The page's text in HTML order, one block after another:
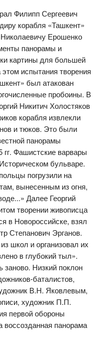
Филипп Сергеевич
корабля «Ташкент»
Николаевичу Ерошенко
панорамы и
картины для большей
испытания творения
был атакован
пробоины. В
Никитич Холостяков
корабля извлекли
и тюков. Это были
панорамы
Фашистские варвары
бульваре.
погрузили на
вынесенным из огня,
Далее Георгий
творении живописца
в Новороссийске, взял
Степанович Эрганов.
школ и организовал их
в глубокий тыл».
Низкий поклон
баталистов,
В.Н. Яковлевым,
художник П.П.
первой обороны
воссозданная панорама